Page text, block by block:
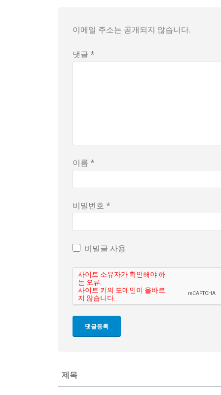
이메일 주소는 공개되지 않습니다.
댓글 *
이름 *
비밀번호 *
비밀글 사용
제목